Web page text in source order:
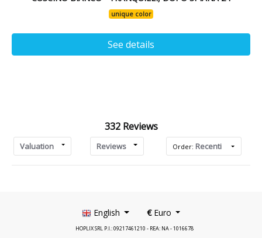
unique color
See details
332 Reviews
Valuation Reviews Order: Recenti
English €Euro
HOPLIX SRL P.I.: 09217461210 - REA: NA - 1016678